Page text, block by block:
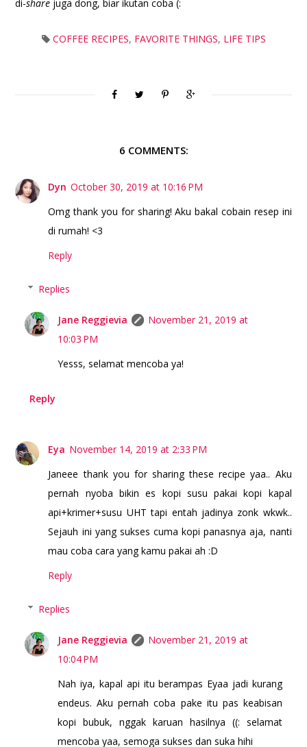
di-share juga dong, biar ikutan coba (:
COFFEE RECIPES, FAVORITE THINGS, LIFE TIPS
6 COMMENTS:
Dyn October 30, 2019 at 10:16 PM
Omg thank you for sharing! Aku bakal cobain resep ini
di rumah! <3
Reply
Replies
Jane Reggievia
November 21, 2019 at
10:03 PM
Yesss, selamat mencoba ya!
Reply
Eya November 14, 2019 at 2:33 PM
Janeee thank you for sharing these recipe yaa.. Aku
pernah nyoba bikin es kopi susu pakai kopi kapal
api+krimer+susu UHT tapi entah jadinya zonk wkwk..
Sejauh ini yang sukses cuma kopi panasnya aja, nanti
mau coba cara yang kamu pakai ah :D
Reply
Replies
Jane Reggievia
November 21, 2019 at
10:04 PM
Nah iya, kapal api itu berampas Eyaa jadi kurang
endeus. Aku pernah coba pake itu pas keabisan
kopi bubuk, nggak karuan hasilnya ((: selamat
mencoba yaa, semoga sukses dan suka hihi